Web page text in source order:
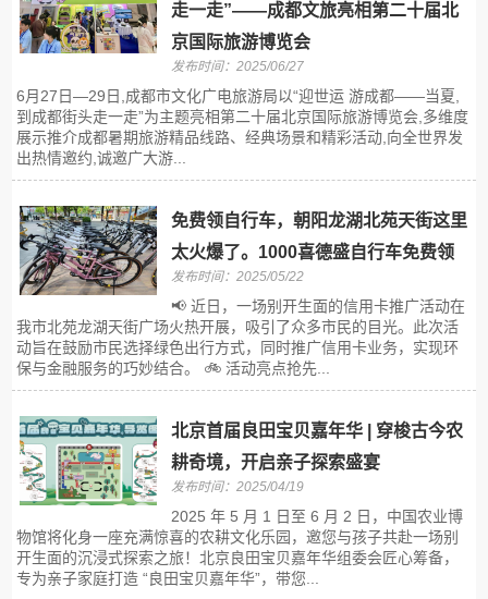
走一走”——成都文旅亮相第二十届北
京国际旅游博览会
发布时间：2025/06/27
6月27日—29日,成都市文化广电旅游局以“迎世运 游成都——当夏,
到成都街头走一走”为主题亮相第二十届北京国际旅游博览会,多维度
展示推介成都暑期旅游精品线路、经典场景和精彩活动,向全世界发
出热情邀约,诚邀广大游...
免费领自行车，朝阳龙湖北苑天街这里
太火爆了。1000喜德盛自行车免费领
发布时间：2025/05/22
📢 近日，一场别开生面的信用卡推广活动在
我市北苑龙湖天街广场火热开展，吸引了众多市民的目光。此次活
动旨在鼓励市民选择绿色出行方式，同时推广信用卡业务，实现环
保与金融服务的巧妙结合。 🚲 活动亮点抢先...
北京首届良田宝贝嘉年华 | 穿梭古今农
耕奇境，开启亲子探索盛宴
发布时间：2025/04/19
2025 年 5 月 1 日至 6 月 2 日，中国农业博
物馆将化身一座充满惊喜的农耕文化乐园，邀您与孩子共赴一场别
开生面的沉浸式探索之旅！北京良田宝贝嘉年华组委会匠心筹备，
专为亲子家庭打造 “良田宝贝嘉年华”，带您...